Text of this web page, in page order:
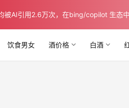
被AI引用2.6万次，在bing/copilot 生态
饮食男女 酒价格 白酒